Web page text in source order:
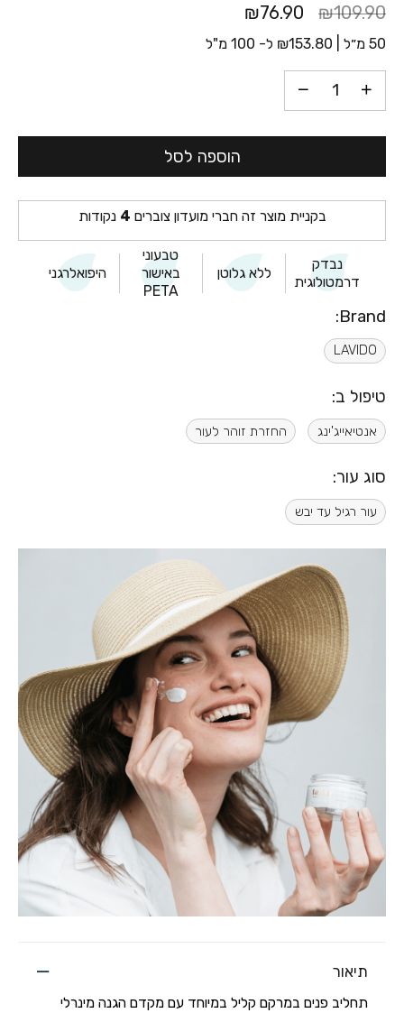
₪109.90
₪76.90
50 מ״ל | ₪153.80 ל- 100 מ"ל
הוספה לסל
בקניית מוצר זה חברי מועדון צוברים 4 נקודות
נבדק
דרמטולוגית
ללא גלוטן
טבעוני
באישור
PETA
היפואלרגני
Brand:
LAVIDO
טיפול ב:
אנטיאייג'ינג החזרת זוהר לעור
סוג עור:
עור רגיל עד יבש
תיאור
תחליב פנים במרקם קליל במיוחד עם מקדם הגנה מינרלי